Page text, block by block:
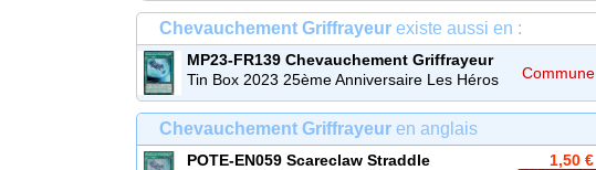
Chevauchement Griffrayeurexiste aussi en :
MP23-FR139 Chevauchement Griffrayeur
Commune
Tin Box 2023 25ème Anniversaire Les Héros
du Duel (MP23)
Commune
Chevauchement Griffrayeuren anglais
POTE-EN059 Scareclaw Straddle
1,50 €